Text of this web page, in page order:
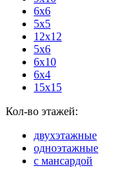
6х6
5х5
12х12
5х6
6х10
6х4
15х15
Кол-во этажей:
двухэтажные
одноэтажные
с мансардой